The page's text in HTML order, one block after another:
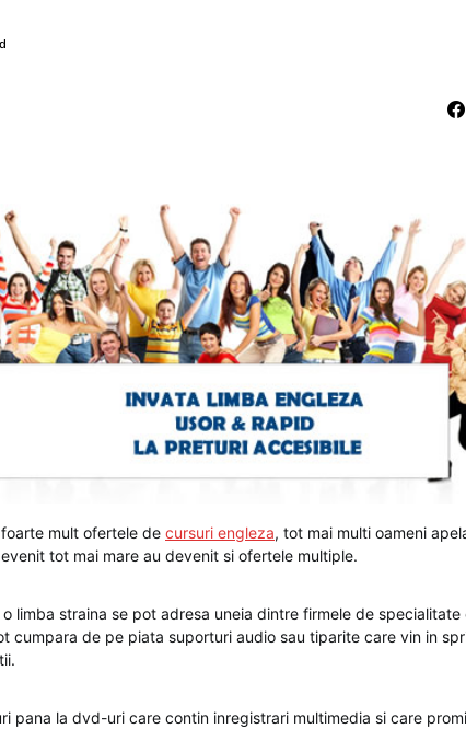
mult ofertele de cursuri engleza, tot mai multi oameni
tot mai mare au devenit si ofertele multiple.
limba straina se pot adresa uneia dintre firmele de specialitate
cumpara de pe piata suporturi audio sau tiparite care vin in
pana la dvd-uri care contin inregistrari multimedia si care